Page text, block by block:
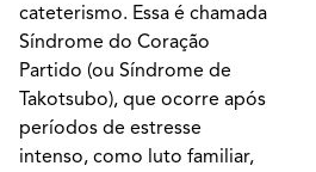
cateterismo. Essa é chamada
Síndrome do Coração
Partido (ou Síndrome de
Takotsubo), que ocorre após
períodos de estresse
intenso, como luto familiar,